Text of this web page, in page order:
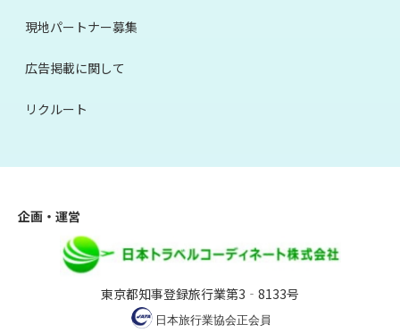
現地パートナー募集
広告掲載に関して
リクルート
企画・運営
東京都知事登録旅行業第3‐8133号